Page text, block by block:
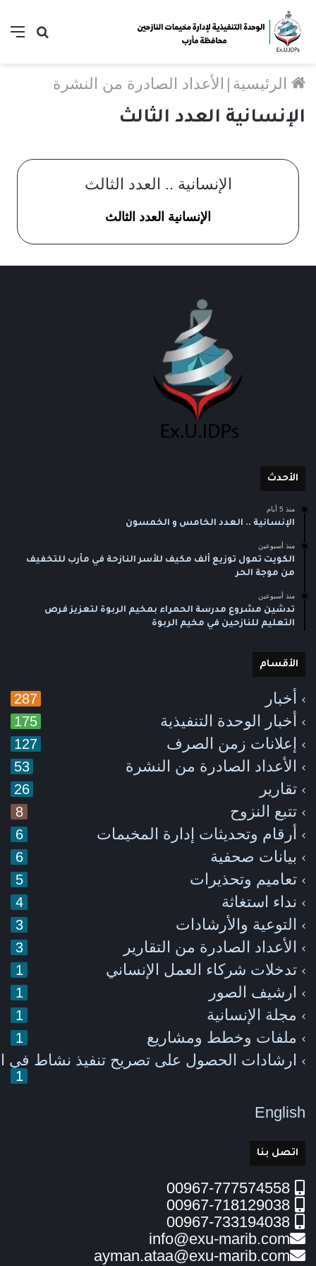
الرئيسية | الأعداد الصادرة من النشرة
الإنسانية العدد الثالث
الإنسانية .. العدد الثالث
الإنسانية العدد الثالث
الأحدث
منذ 5 أيام
الإنسانية .. العدد الخامس و الخمسون
منذ أسبوعين
الكويت تمول توزيع ألف مكيف للأسر النازحة في مأرب للتخفيف
من موجة الحر
منذ أسبوعين
تدشين مشروع مدرسة الحمراء بمخيم الربوة لتعزيز فرص
التعليم للنازحين في مخيم الربوة
الأقسام
أخبار 287
أخبار الوحدة التنفيذية 175
إعلانات زمن الصرف 127
الأعداد الصادرة من النشرة 53
تقارير 26
تتبع النزوح 8
أرقام وتحديثات إدارة المخيمات 6
بيانات صحفية 6
تعاميم وتحذيرات 5
نداء استغاثة 4
التوعية والأرشادات 3
الأعداد الصادرة من التقارير 3
تدخلات شركاء العمل الإنساني 1
ارشيف الصور 1
مجلة الإنسانية 1
ملفات وخطط ومشاريع 1
ارشادات الحصول على تصريح تنفيذ نشاط في
1
English
اتصل بنا
info@exu-marib.com
ayman.ataa@exu-marib.com